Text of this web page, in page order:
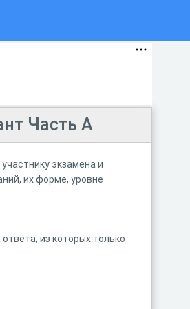
Часть А
экзамена и
их форме, уровне
из которых только